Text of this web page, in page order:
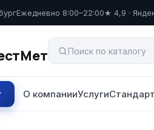
Ежедневно 8:00–22:00★ 4,9 ·
О компанииУслуги